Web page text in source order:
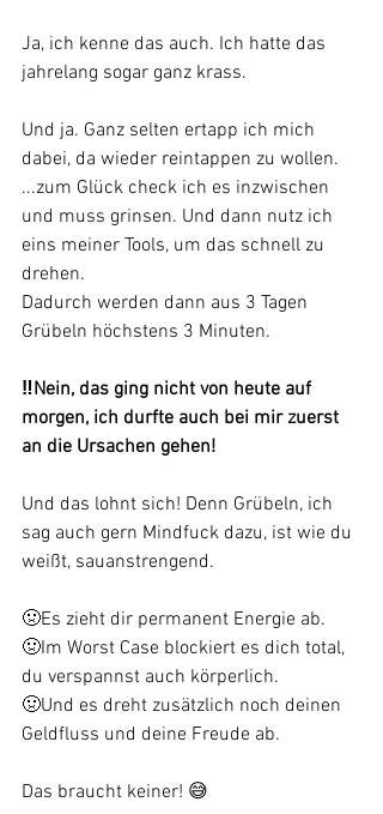
Ja, ich kenne das auch. Ich hatte das
jahrelang sogar ganz krass.
Und ja. Ganz selten ertapp ich mich
dabei, da wieder reintappen zu wollen.
...zum Glück check ich es inzwischen
und muss grinsen. Und dann nutz ich
eins meiner Tools, um das schnell zu
drehen.
Dadurch werden dann aus 3 Tagen
Grübeln höchstens 3 Minuten.
‼️Nein, das ging nicht von heute auf
morgen, ich durfte auch bei mir zuerst
an die Ursachen gehen!
Und das lohnt sich! Denn Grübeln, ich
sag auch gern Mindfuck dazu, ist wie du
weißt, sauanstrengend.
🤢Es zieht dir permanent Energie ab.
🤢Im Worst Case blockiert es dich total,
du verspannst auch körperlich.
🤢Und es dreht zusätzlich noch deinen
Geldfluss und deine Freude ab.
Das braucht keiner! 😅